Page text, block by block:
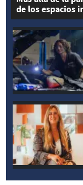
de los espacios